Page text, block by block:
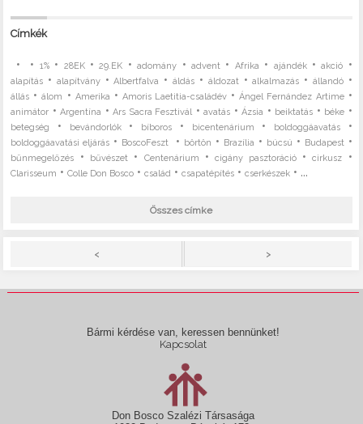
Címkék
• • 1%• 28EK•29.EK •adomány •advent • Afrika • ajándék•akció •
alapítás • alapítvány•Albertfalva •áldás • áldozat •alkalmazás • állandó•
állás •álom • Amerika • Amoris Laetitia-családév •Ángel Fernández Artime•
animátor •Argentína •Ars Sacra Fesztivál •avatás •Ázsia • beiktatás • béke •
betegség • bevándorlók• bíboros • bicentenárium • boldoggáavatás•
boldoggáavatási eljárás • BoscoFeszt • börtön • Brazília • búcsú • Budapest •
bűnmegelőzés • bűvészet • Centenárium •cigány pasztoráció•cirkusz •
Clarisseum •Colle Don Bosco •család •csapatépítés •cserkészek • ...
Összes címke
< >
Bármi kérdése van, keressen bennünket!
Kapcsolat
Don Bosco Szalézi Társasága